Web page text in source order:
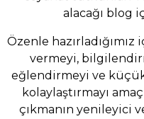
alacağı blog
Özenle
vermeyi,
eğlendirmeyi ve
kolaylaştırmayı
çıkmanın yenileyici